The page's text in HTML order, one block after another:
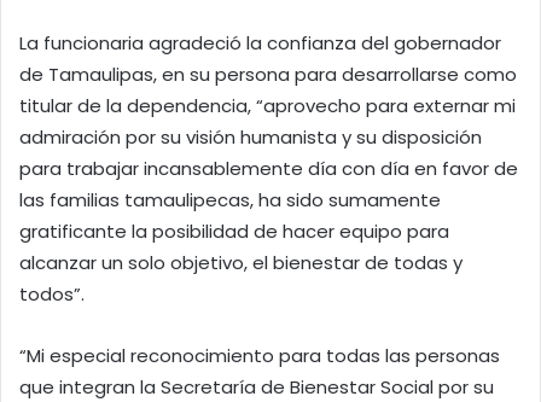
La funcionaria agradeció la confianza del gobernador
de Tamaulipas, en su persona para desarrollarse como
titular de la dependencia, “aprovecho para externar mi
admiración por su visión humanista y su disposición
para trabajar incansablemente día con día en favor de
las familias tamaulipecas, ha sido sumamente
gratificante la posibilidad de hacer equipo para
alcanzar un solo objetivo, el bienestar de todas y
todos”.
“Mi especial reconocimiento para todas las personas
que integran la Secretaría de Bienestar Social por su